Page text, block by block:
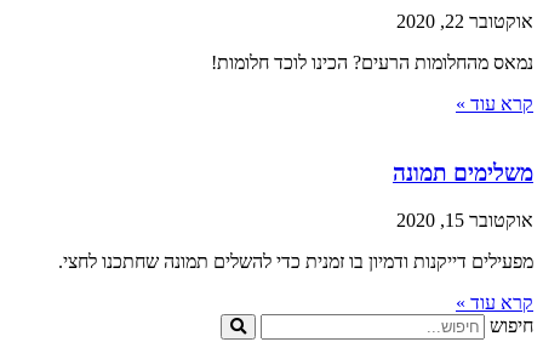
אוקטובר 22, 2020
נמאס מהחלומות הרעים? הכינו לוכד חלומות!
קרא עוד »
משלימים תמונה
אוקטובר 15, 2020
מפעילים דייקנות ודמיון בו זמנית כדי להשלים תמונה שחתכנו לחצי.
קרא עוד »
חיפוש